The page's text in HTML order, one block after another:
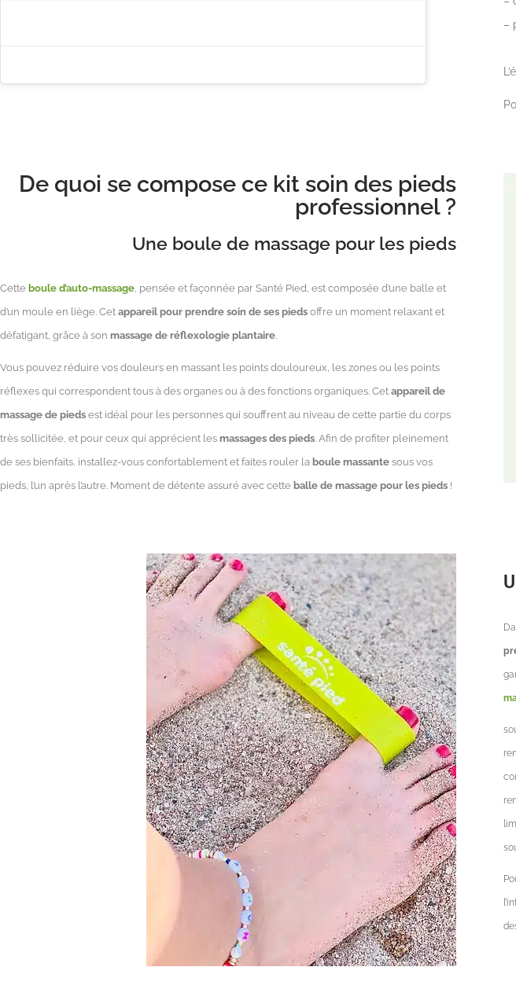
–
De quoi se compose ce kit soin des pieds
professionnel ?
Une boule de massage pour les pieds
Cette boule d’auto-massage , pensée et façonnée par Santé Pied, est composée d’une balle et
d’un moule en liège. Cet appareil pour prendre soin de ses pieds offre un moment relaxant et
défatigant, grâce à son massage de réflexologie plantaire
Vous pouvez réduire vos douleurs en massant les points douloureux, les zones ou les points
réflexes qui correspondent tous à des organes ou à des fonctions organiques. Cet appareil de
massage de pieds est idéal pour les personnes qui souffrent au niveau de cette partie du corps
très sollicitée, et pour ceux qui apprécient les massages des pieds . Afin de profiter pleinement
de ses bienfaits, installez-vous confortablement et faites rouler la boule massante sous vos
pieds, l’un après l’autre. Moment de détente assuré avec cette balle de massage pour les pieds !